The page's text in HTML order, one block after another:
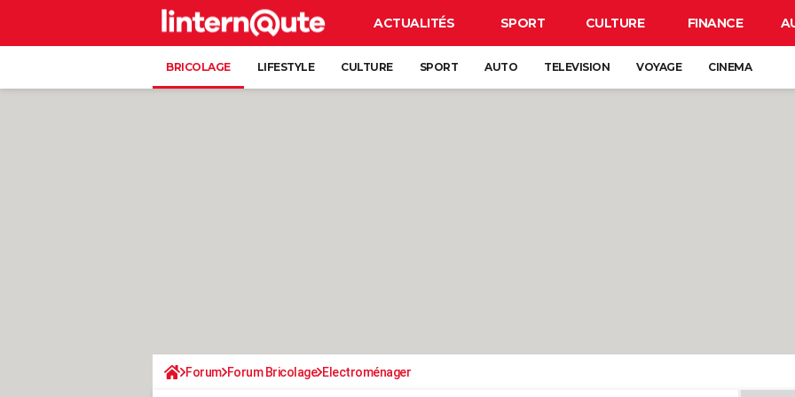
ACTUALITÉS SPORT CULTURE FINANCE
BRICOLAGE LIFESTYLE CULTURE SPORT AUTO TELEVISION VOYAGE CINEMA
Forum Forum Bricolage Electroménager